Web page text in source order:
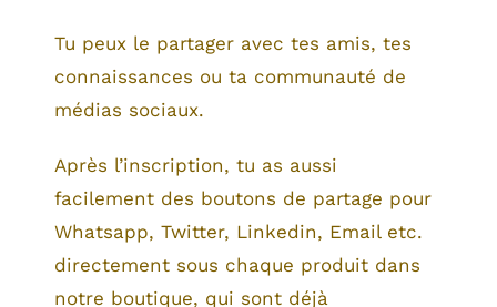
Tu peux le partager avec tes amis, tes
connaissances ou ta communauté de
médias sociaux.
Après l’inscription, tu as aussi
facilement des boutons de partage pour
Whatsapp, Twitter, Linkedin, Email etc.
directement sous chaque produit dans
notre boutique, qui sont déjà